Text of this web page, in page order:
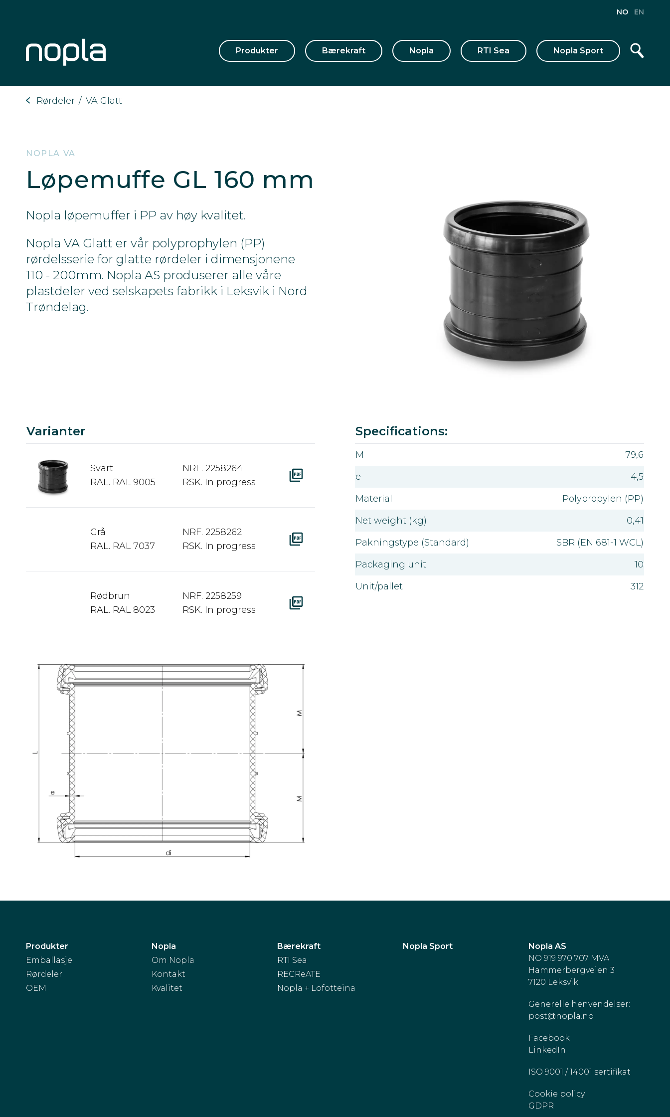
NO EN
Produkter Bærekraft Nopla RTI Sea Nopla Sport
Rørdeler / VA Glatt
NOPLA VA
Løpemuffe GL 160 mm
Nopla løpemuffer i PP av høy kvalitet.
Nopla VA Glatt er vår polyprophylen (PP)
rørdelsserie for glatte rørdeler i dimensjonene
110 - 200mm. Nopla AS produserer alle våre
plastdeler ved selskapets fabrikk i Leksvik i Nord
Trøndelag.
Varianter Article number
Download pdf
Svart
RAL. RAL 9005
NRF. 2258264
RSK. In progress
Grå
RAL. RAL 7037
NRF. 2258262
RSK. In progress
Rødbrun
RAL. RAL 8023
NRF. 2258259
RSK. In progress
Specifications:
M
79,6
e
4,5
Material
Polypropylen (PP)
Net weight (kg)
0,41
Pakningstype (Standard)
SBR (EN 681-1 WCL)
Packaging unit
10
Unit/pallet
312
Produkter
Emballasje
Rørdeler
OEM
Nopla
Om Nopla
Kontakt
Kvalitet
Bærekraft
RTI Sea
RECReATE
Nopla + Lofotteina
Nopla Sport
Nopla AS
NO 919 970 707 MVA
Hammerbergveien 3
7120 Leksvik
Generelle henvendelser:
post@nopla.no
Facebook
LinkedIn
ISO 9001 / 14001 sertifikat
Cookie policy
GDPR